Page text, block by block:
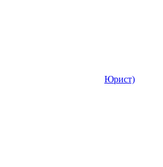
Юрист)